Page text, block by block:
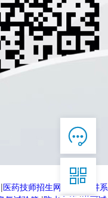
|医药技师招生网
无线对讲系

